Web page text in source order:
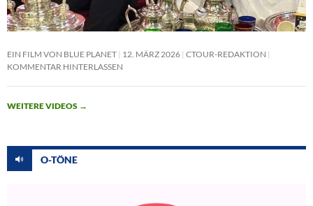
EIN FILM VON BLUE PLANET 12. MÄRZ 2026 CTOUR-REDAKTION
KOMMENTAR HINTERLASSEN
WEITERE VIDEOS →
O-TÖNE